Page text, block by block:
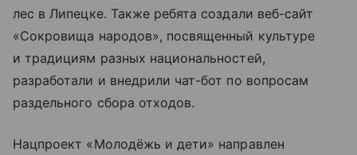
лес в Липецке. Также ребята создали веб-сайт
«Сокровища народов», посвященный культуре
и традициям разных национальностей,
разработали и внедрили чат-бот по вопросам
раздельного сбора отходов.
Нацпроект «Молодёжь и дети» направлен